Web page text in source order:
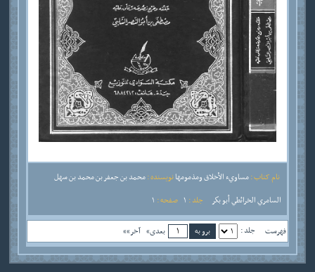
نام کتاب :مساويء الأخلاق ومذمومهانویسنده :محمد بن جعفر بن محمد بن سهل
السامري الخرائطي أبو بكر
جلد : صفحه :
فهرست جلد : بعدی» آخر»»